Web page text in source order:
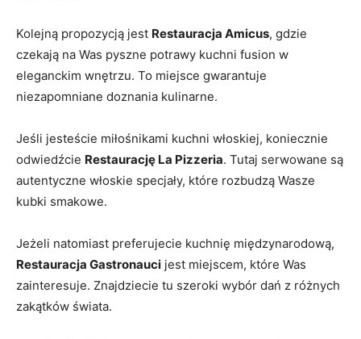
Kolejną‍ propozycją jest Restauracja Amicus, gdzie
czekają na Was pyszne potrawy ​kuchni fusion w
eleganckim wnętrzu. To⁣ miejsce gwarantuje
niezapomniane doznania kulinarne.
Jeśli jesteście ⁣miłośnikami kuchni włoskiej, koniecznie⁤
odwiedźcie Restaurację La ⁢Pizzeria. Tutaj serwowane ⁤są
autentyczne włoskie‌ specjały, ⁣które​ rozbudzą Wasze
kubki smakowe.
Jeżeli ​natomiast preferujecie​ kuchnię międzynarodową,
Restauracja Gastronauci jest miejscem,⁤ które Was
zainteresuje. Znajdziecie‍ tu szeroki wybór dań‌ z różnych
zakątków świata.